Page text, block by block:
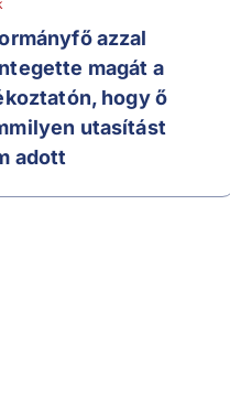
azzal
magát a
hogy ő
utasítást
adott